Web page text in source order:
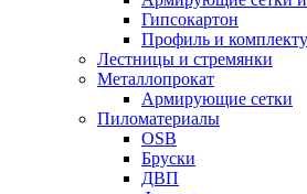
Гипсокартон
Профиль и
Лестницы и стремянки
Металлопрокат
Армирующие сетки
Пиломатериалы
OSB
Бруски
ДВП